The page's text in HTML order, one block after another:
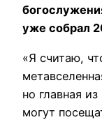
уже собрал
«Я считаю,
но главная
могут